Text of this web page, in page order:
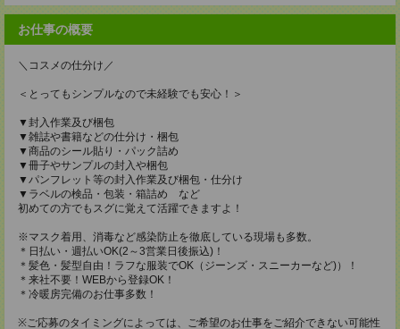
お仕事の概要
＼コスメの仕分け／
＜とってもシンプルなので未経験でも安心！＞
▼封入作業及び梱包
▼雑誌や書籍などの仕分け・梱包
▼商品のシール貼り・パック詰め
▼冊子やサンプルの封入や梱包
▼パンフレット等の封入作業及び梱包・仕分け
▼ラベルの検品・包装・箱詰め など
初めての方でもスグに覚えて活躍できますよ！
※マスク着用、消毒など感染防止を徹底している現場も多数。
＊日払い・週払いOK(2～3営業日後振込)！
＊髪色・髪型自由！ラフな服装でOK（ジーンズ・スニーカーなど)）！
＊来社不要！WEBから登録OK！
＊冷暖房完備のお仕事多数！
※ご応募のタイミングによっては、ご希望のお仕事をご紹介できない可能性